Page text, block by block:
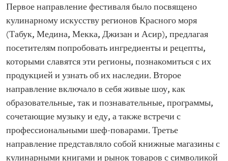
Первое направление фестиваля было посвящено
кулинарному искусству регионов Красного моря
(Табук, Медина, Мекка, Джизан и Асир), предлагая
посетителям попробовать ингредиенты и рецепты,
которыми славятся эти регионы, познакомиться с их
продукцией и узнать об их наследии. Второе
направление включало в себя живые шоу, как
образовательные, так и познавательные, программы,
сочетающие музыку и еду, а также встречи с
профессиональными шеф-поварами. Третье
направление представляло собой книжные магазины с
кулинарными книгами и рынок товаров с символикой